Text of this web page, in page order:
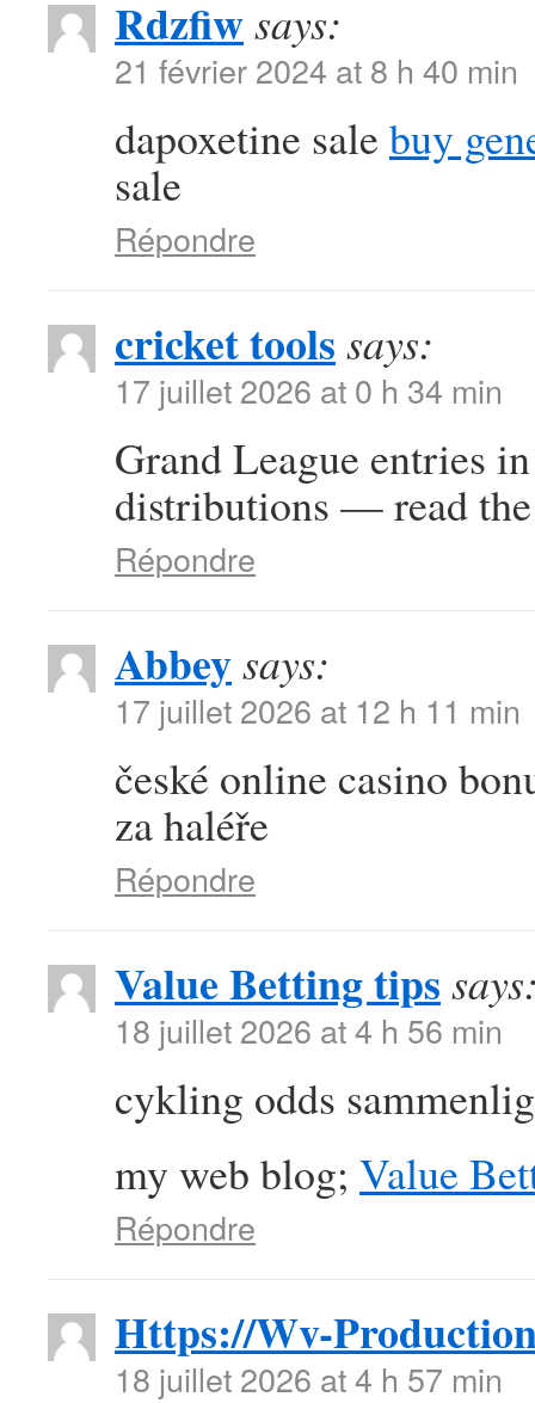
Rdzfiwsays:
21 février 2024 at 8 h 40 min
dapoxetine sale buy
sale
Répondre
cricket tools says:
17 juillet 2026 at 0 h 34 min
Grand League entries
distributions — read
Répondre
Abbeysays:
17 juillet 2026 at 12 h 11 min
české online casino
za haléře
Répondre
Value Betting tips
18 juillet 2026 at 4 h 56 min
cykling odds
my web blog; Value
Répondre
Https://Wv-
18 juillet 2026 at 4 h 57 min